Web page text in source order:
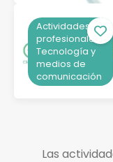
Actividades
profesionales,
Tecnología y
medios de
comunicación
Las